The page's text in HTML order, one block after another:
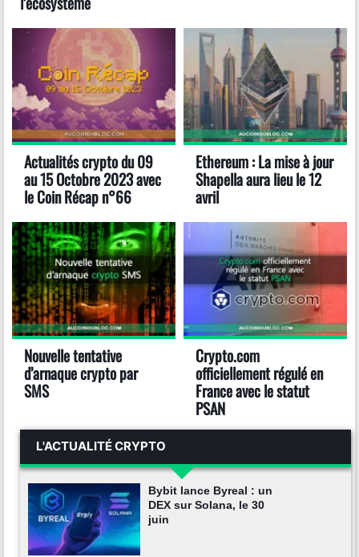
Actualités crypto du 09
au 15 Octobre 2023 avec
le Coin Récap n°66
Ethereum : La mise à jour
Shapella aura lieu le 12
avril
Nouvelle tentative
d’arnaque crypto par
SMS
Crypto.com
officiellement régulé en
France avec le statut
PSAN
L'ACTUALITÉ CRYPTO
Bybit lance Byreal : un
DEX sur Solana, le 30
juin